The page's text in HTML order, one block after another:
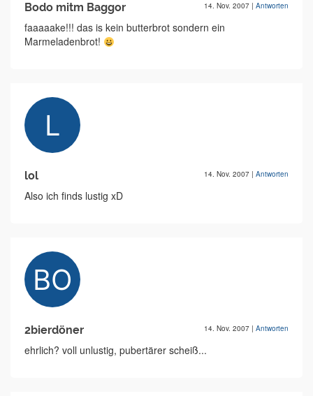
Bodo mitm Baggor 14. Nov. 2007 | Antworten
faaaaake!!! das is kein butterbrot sondern ein
Marmeladenbrot!
lol 14. Nov. 2007 | Antworten
Also ich finds lustig xD
2bierdöner 14. Nov. 2007 | Antworten
ehrlich? voll unlustig, pubertärer scheiß...